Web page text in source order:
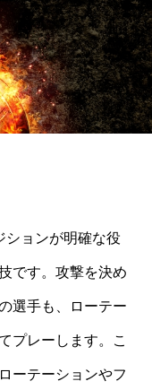
ションが明確な役
です。攻撃を決め
選手も、ローテー
プレーします。こ
ーテーションやフ